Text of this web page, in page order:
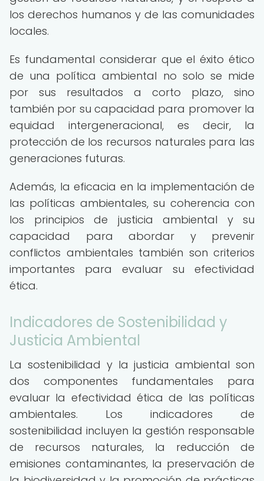
los derechos humanos y de las comunidades
locales.
Es fundamental considerar que el éxito ético
de una política ambiental no solo se mide
por sus resultados a corto plazo, sino
también por su capacidad para promover la
equidad intergeneracional, es decir, la
protección de los recursos naturales para las
generaciones futuras.
Además, la eficacia en la implementación de
las políticas ambientales, su coherencia con
los principios de justicia ambiental y su
capacidad para abordar y prevenir
conflictos ambientales también son criterios
importantes para evaluar su efectividad
ética.
Indicadores de Sostenibilidad y
Justicia Ambiental
La sostenibilidad y la justicia ambiental son
dos componentes fundamentales para
evaluar la efectividad ética de las políticas
ambientales. Los indicadores de
sostenibilidad incluyen la gestión responsable
de recursos naturales, la reducción de
emisiones contaminantes, la preservación de